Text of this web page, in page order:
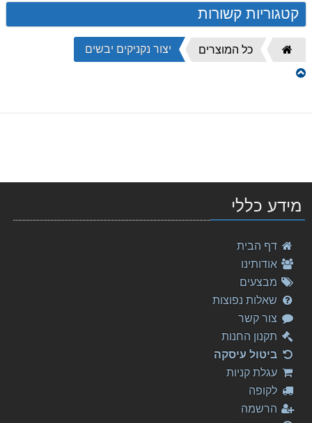
קטגוריות קשורות
דף
הבית
כל המוצרים יצור נקניקים יבשים
מידע כללי
דף הבית
אודותינו
מבצעים
שאלות נפוצות
צור קשר
תקנון החנות
ביטול עיסקה
עגלת קניות
לקופה
הרשמה